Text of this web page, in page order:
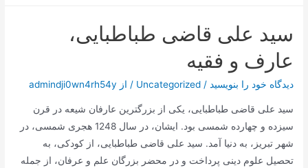
سید علی قاضی طباطبایی،
عارف و فقیه
دیدگاه‌ خود را بنویسید /
Uncategorized / از admindji0wn4rh54y
سید علی قاضی طباطبایی، یکی از بزرگترین عارفان شیعه در قرن
سیزده و چهارده شمسی بود. ایشان، در سال 1248 هجری شمسی، در
شهر تبریز، به دنیا آمد. سید علی قاضی طباطبایی، از کودکی، به
تحصیل علوم دینی پرداخت و در محضر بزرگان علم و عرفان، از جمله